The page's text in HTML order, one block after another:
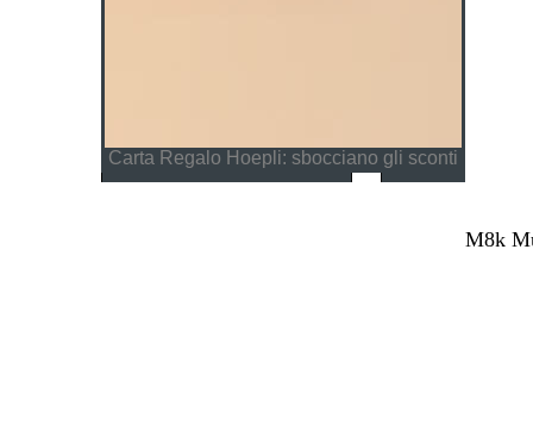
Carta Regalo Hoepli: sbocciano gli sconti
M8k